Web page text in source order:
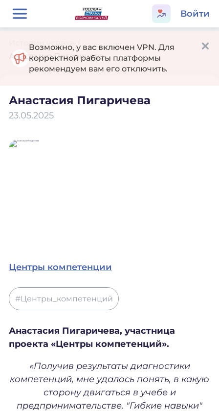
Войти
Истории успеха
Анастасия Пигаричева
Анастасия Пигаричева
23.05.2025
Центры компетенции
#Центры_компетенций
Анастасия Пигаричева, участница
проекта «Центры компетенций».
«Получив результаты диагностики
компетенций, мне удалось понять, в какую
сторону двигаться в учебе и
предпринимательстве. "Гибкие навыки"
Возможно, у вас включен VPN. Для
корректной работы платформы
рекомендуем вам его отключить.